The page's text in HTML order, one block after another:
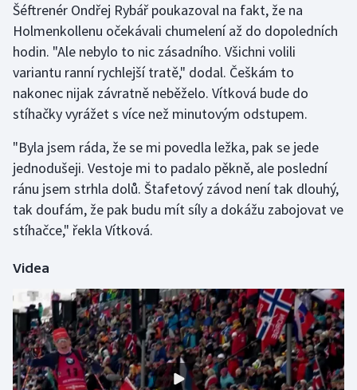
Jezdectví
Judo
Krasobruslení
Lyže a snowboard
Moderní pětiboj
Parasport
Plavání
Šéftrenér Ondřej Rybář poukazoval na fakt, že na
Holmenkollenu očekávali chumelení až do dopoledních
hodin. "Ale nebylo to nic zásadního. Všichni volili
variantu ranní rychlejší tratě," dodal. Češkám to
nakonec nijak závratně neběželo. Vítková bude do
stíhačky vyrážet s více než minutovým odstupem.
"Byla jsem ráda, že se mi povedla ležka, pak se jede
jednodušeji. Vestoje mi to padalo pěkně, ale poslední
ránu jsem strhla dolů. Štafetový závod není tak dlouhý,
tak doufám, že pak budu mít síly a dokážu zabojovat ve
stíhačce," řekla Vítková.
Videa